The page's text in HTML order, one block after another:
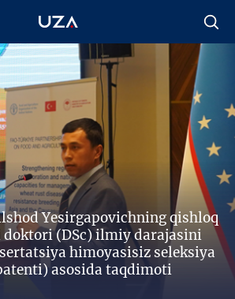
Yesirgapovichning qishloq
(DSc) ilmiy darajasini
himoyasisiz seleksiya
asosida taqdimoti